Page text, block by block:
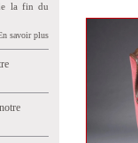
la fin du
savoir plus